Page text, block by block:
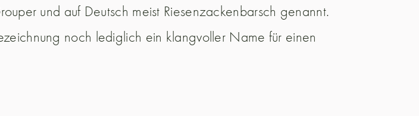
und auf Deutsch meist Riesenzackenbarsch genannt.
noch lediglich ein klangvoller Name für einen